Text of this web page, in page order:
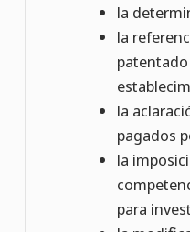
la
la
la
pagados
la
para